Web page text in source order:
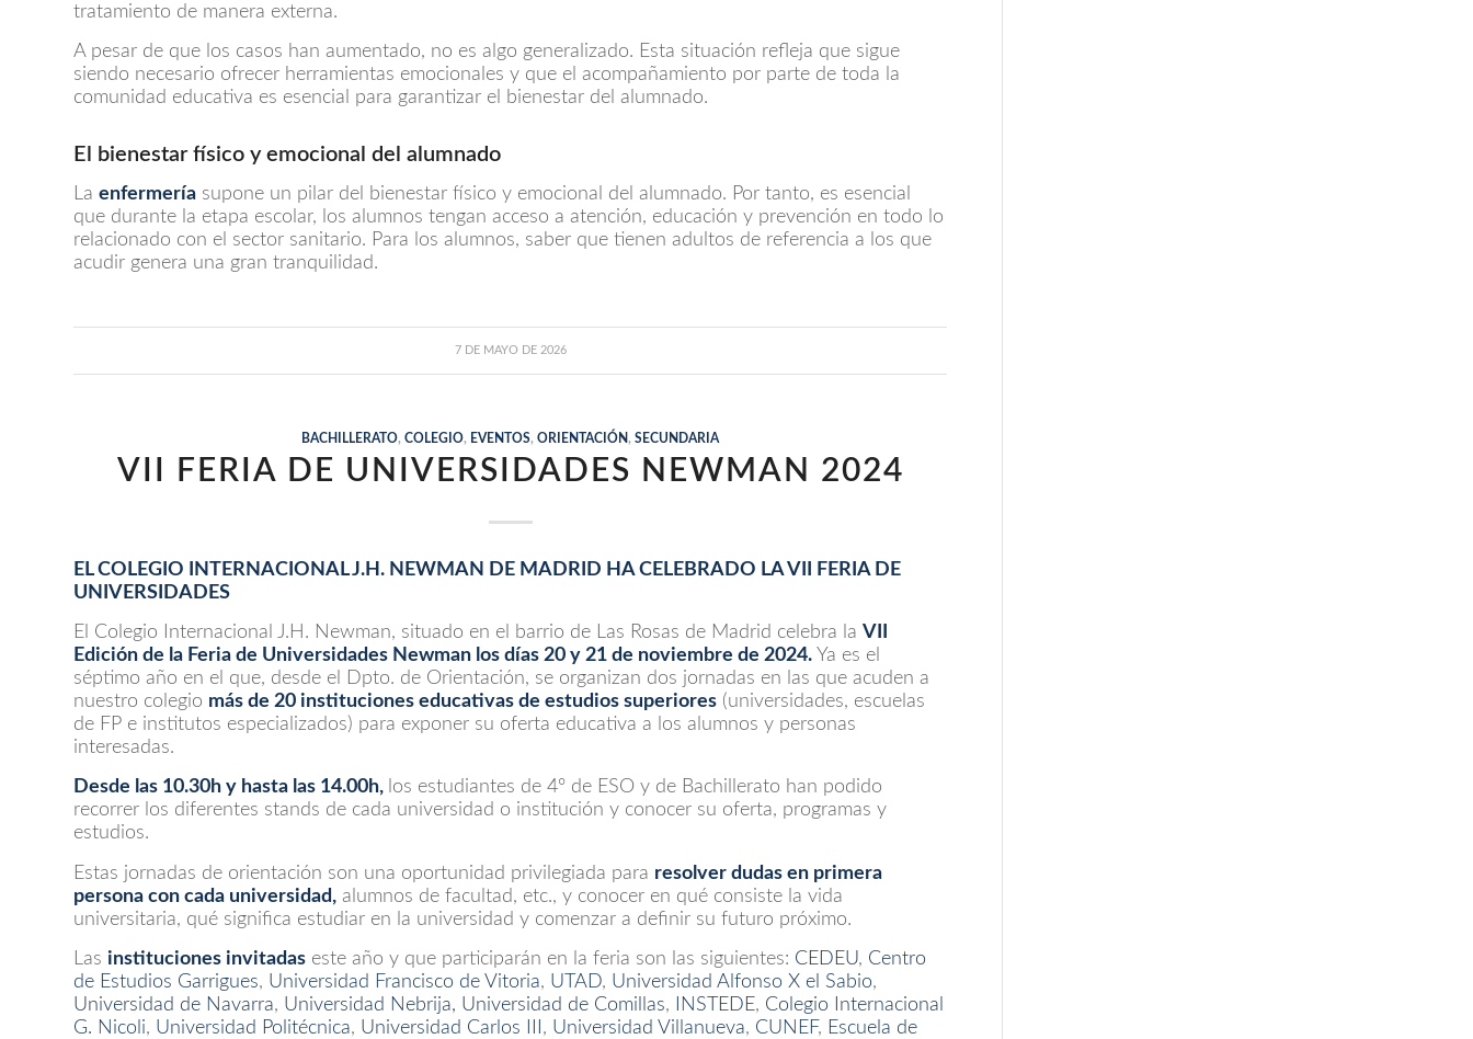
tratamiento de manera externa.
A pesar de que los casos han aumentado, no es algo generalizado. Esta situación refleja que sigue
siendo necesario ofrecer herramientas emocionales y que el acompañamiento por parte de toda la
comunidad educativa es esencial para garantizar el bienestar del alumnado.
El bienestar físico y emocional del alumnado
La enfermería supone un pilar del bienestar físico y emocional del alumnado. Por tanto, es esencial
que durante la etapa escolar, los alumnos tengan acceso a atención, educación y prevención en todo lo
relacionado con el sector sanitario. Para los alumnos, saber que tienen adultos de referencia a los que
acudir genera una gran tranquilidad.
7 DE MAYO DE 2026
BACHILLERATO, COLEGIO, EVENTOS, ORIENTACIÓN, SECUNDARIA
VII FERIA DE UNIVERSIDADES NEWMAN 2024
EL COLEGIO INTERNACIONAL J.H. NEWMAN DE MADRID HA CELEBRADO LA VII FERIA DE
UNIVERSIDADES
El Colegio Internacional J.H. Newman, situado en el barrio de Las Rosas de Madrid celebra la VII
Edición de la Feria de Universidades Newman los días 20 y 21 de noviembre de 2024. Ya es el
séptimo año en el que, desde el Dpto. de Orientación, se organizan dos jornadas en las que acuden a
nuestro colegio más de 20 instituciones educativas de estudios superiores (universidades, escuelas
de FP e institutos especializados) para exponer su oferta educativa a los alumnos y personas
interesadas.
Desde las 10.30h y hasta las 14.00h, los estudiantes de 4º de ESO y de Bachillerato han podido
recorrer los diferentes stands de cada universidad o institución y conocer su oferta, programas y
estudios.
Estas jornadas de orientación son una oportunidad privilegiada para resolver dudas en primera
persona con cada universidad, alumnos de facultad, etc., y conocer en qué consiste la vida
universitaria, qué significa estudiar en la universidad y comenzar a definir su futuro próximo.
Las instituciones invitadas este año y que participarán en la feria son las siguientes: CEDEU, Centro
de Estudios Garrigues, Universidad Francisco de Vitoria, UTAD, Universidad Alfonso X el Sabio,
Universidad de Navarra, Universidad Nebrija, Universidad de Comillas, INSTEDE, Colegio Internacional
G. Nicoli, Universidad Politécnica, Universidad Carlos III , Universidad Villanueva, CUNEF, Escuela de